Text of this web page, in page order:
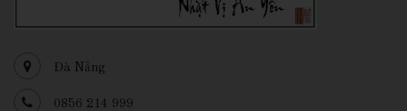
Đà Nẵng
0856 214 999